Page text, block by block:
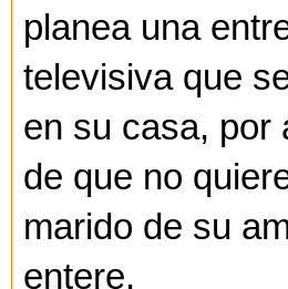
planea una
televisiva que
en su casa, por
de que no
marido de su
entere.